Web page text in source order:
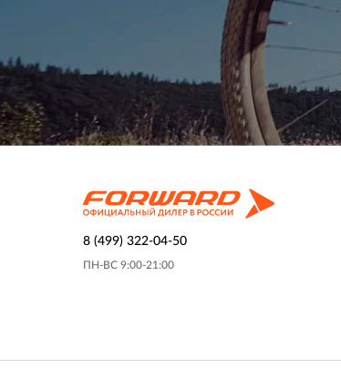
8 (499) 322-04-50
ПН-ВС 9:00-21:00